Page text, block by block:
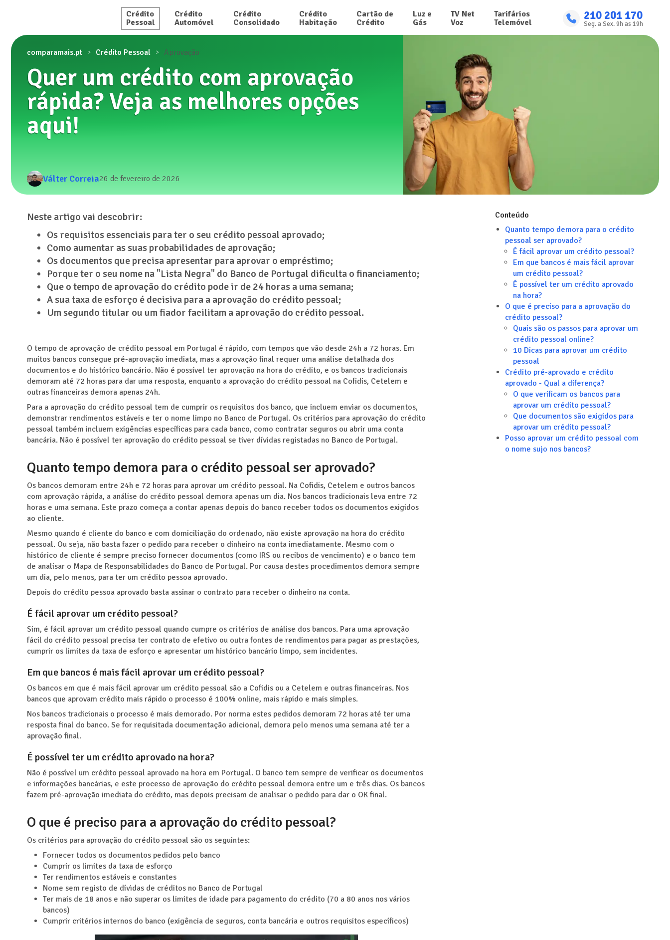
Crédito
Pessoal
Crédito
Automóvel
Crédito
Consolidado
Crédito
Habitação
Cartão de
Crédito
Luz e
Gás
TV Net
Voz
Tarifários
Telemóvel
210 201 170
Seg. a Sex. 9h as 19h
comparamais.pt Crédito Pessoal Aprovação
Quer um crédito com aprovação
rápida? Veja as melhores opções
aqui!
Válter Correia26 de fevereiro de 2026
Conteúdo
Quanto tempo demora para o crédito
pessoal ser aprovado?
É fácil aprovar um crédito pessoal?
Em que bancos é mais fácil aprovar
um crédito pessoal?
É possível ter um crédito aprovado
na hora?
O que é preciso para a aprovação do
crédito pessoal?
Quais são os passos para aprovar um
crédito pessoal online?
10 Dicas para aprovar um crédito
pessoal
Crédito pré-aprovado e crédito
aprovado - Qual a diferença?
O que verificam os bancos para
aprovar um crédito pessoal?
Que documentos são exigidos para
aprovar um crédito pessoal?
Posso aprovar um crédito pessoal com
o nome sujo nos bancos?
Neste artigo vai descobrir:
Os requisitos essenciais para ter o seu crédito pessoal aprovado;
Como aumentar as suas probabilidades de aprovação;
Os documentos que precisa apresentar para aprovar o empréstimo;
Porque ter o seu nome na "Lista Negra" do Banco de Portugal dificulta o financiamento;
Que o tempo de aprovação do crédito pode ir de 24 horas a uma semana;
A sua taxa de esforço é decisiva para a aprovação do crédito pessoal;
Um segundo titular ou um fiador facilitam a aprovação do crédito pessoal.
O tempo de aprovação de crédito pessoal em Portugal é rápido, com tempos que vão desde 24h a 72 horas. Em
muitos bancos consegue pré-aprovação imediata, mas a aprovação final requer uma análise detalhada dos
documentos e do histórico bancário. Não é possível ter aprovação na hora do crédito, e os bancos tradicionais
demoram até 72 horas para dar uma resposta, enquanto a aprovação do crédito pessoal na Cofidis, Cetelem e
outras financeiras demora apenas 24h.
Para a aprovação do crédito pessoal tem de cumprir os requisitos dos banco, que incluem enviar os documentos,
demonstrar rendimentos estáveis e ter o nome limpo no Banco de Portugal. Os critérios para aprovação do crédito
pessoal também incluem exigências específicas para cada banco, como contratar seguros ou abrir uma conta
bancária. Não é possível ter aprovação do crédito pessoal se tiver dívidas registadas no Banco de Portugal.
Quanto tempo demora para o crédito pessoal ser aprovado?
Os bancos demoram entre 24h e 72 horas para aprovar um crédito pessoal. Na Cofidis, Cetelem e outros bancos
com aprovação rápida, a análise do crédito pessoal demora apenas um dia. Nos bancos tradicionais leva entre 72
horas e uma semana. Este prazo começa a contar apenas depois do banco receber todos os documentos exigidos
ao cliente.
Mesmo quando é cliente do banco e com domiciliação do ordenado, não existe aprovação na hora do crédito
pessoal. Ou seja, não basta fazer o pedido para receber o dinheiro na conta imediatamente. Mesmo com o
histórico de cliente é sempre preciso fornecer documentos (como IRS ou recibos de vencimento) e o banco tem
de analisar o Mapa de Responsabilidades do Banco de Portugal. Por causa destes procedimentos demora sempre
um dia, pelo menos, para ter um crédito pessoa aprovado.
Depois do crédito pessoa aprovado basta assinar o contrato para receber o dinheiro na conta.
É fácil aprovar um crédito pessoal?
Sim, é fácil aprovar um crédito pessoal quando cumpre os critérios de análise dos bancos. Para uma aprovação
fácil do crédito pessoal precisa ter contrato de efetivo ou outra fontes de rendimentos para pagar as prestações,
cumprir os limites da taxa de esforço e apresentar um histórico bancário limpo, sem incidentes.
Em que bancos é mais fácil aprovar um crédito pessoal?
Os bancos em que é mais fácil aprovar um crédito pessoal são a Cofidis ou a Cetelem e outras financeiras. Nos
bancos que aprovam crédito mais rápido o processo é 100% online, mais rápido e mais simples.
Nos bancos tradicionais o processo é mais demorado. Por norma estes pedidos demoram 72 horas até ter uma
resposta final do banco. Se for requisitada documentação adicional, demora pelo menos uma semana até ter a
aprovação final.
É possível ter um crédito aprovado na hora?
Não é possível um crédito pessoal aprovado na hora em Portugal. O banco tem sempre de verificar os documentos
e informações bancárias, e este processo de aprovação do crédito pessoal demora entre um e três dias. Os bancos
fazem pré-aprovação imediata do crédito, mas depois precisam de analisar o pedido para dar o OK final.
O que é preciso para a aprovação do crédito pessoal?
Os critérios para aprovação do crédito pessoal são os seguintes:
Fornecer todos os documentos pedidos pelo banco
Cumprir os limites da taxa de esforço
Ter rendimentos estáveis e constantes
Nome sem registo de dívidas de créditos no Banco de Portugal
Ter mais de 18 anos e não superar os limites de idade para pagamento do crédito (70 a 80 anos nos vários
bancos)
Cumprir critérios internos do banco (exigência de seguros, conta bancária e outros requisitos específicos)